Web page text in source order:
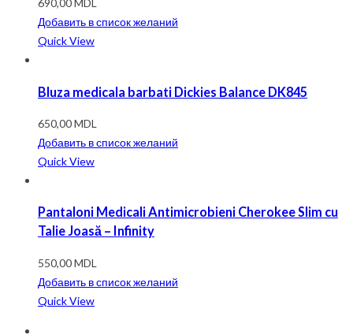
690,00MDL
Добавить в список желаний
Quick View
Bluza medicala barbati Dickies Balance DK845
650,00MDL
Добавить в список желаний
Quick View
Pantaloni Medicali Antimicrobieni Cherokee Slim cu
Talie Joasă – Infinity
550,00MDL
Добавить в список желаний
Quick View